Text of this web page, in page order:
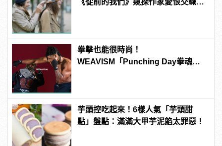
《從前的我們》窺探作家愛恨交織的
拳擊也能很時尚！
WEAVISM「Punching Day拳魂」
芋頭控吃起來！6樣人氣「芋頭甜
點」盤點：滿滿大甲芋泥餡太罪惡！